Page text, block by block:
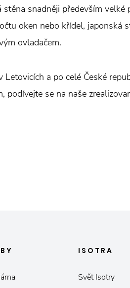
snadněji především
oken nebo křídel, japonská
ovladačem.
a po celé České
podívejte se na naše
ISOTRA
Svět Isotry